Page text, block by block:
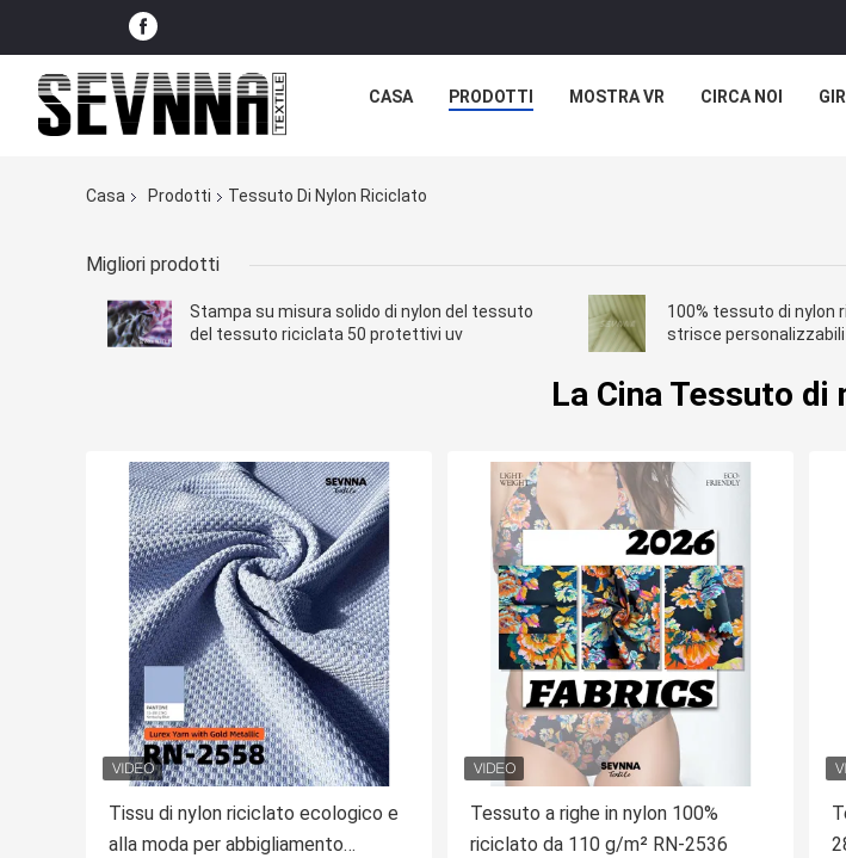
CASA PRODOTTI MOSTRA VR CIRCA NOI
Casa Prodotti Tessuto Di Nylon Riciclato
Migliori prodotti
Stampa su misura solido di nylon del tessuto
del tessuto riciclata 50 protettivi uv
100% tessuto di nylon
strisce
La Cina Tessuto
Tissu di nylon riciclato ecologico e
alla moda per abbigliamento
Tessuto a righe in nylon 100%
riciclato da 110 g/m² RN-2536